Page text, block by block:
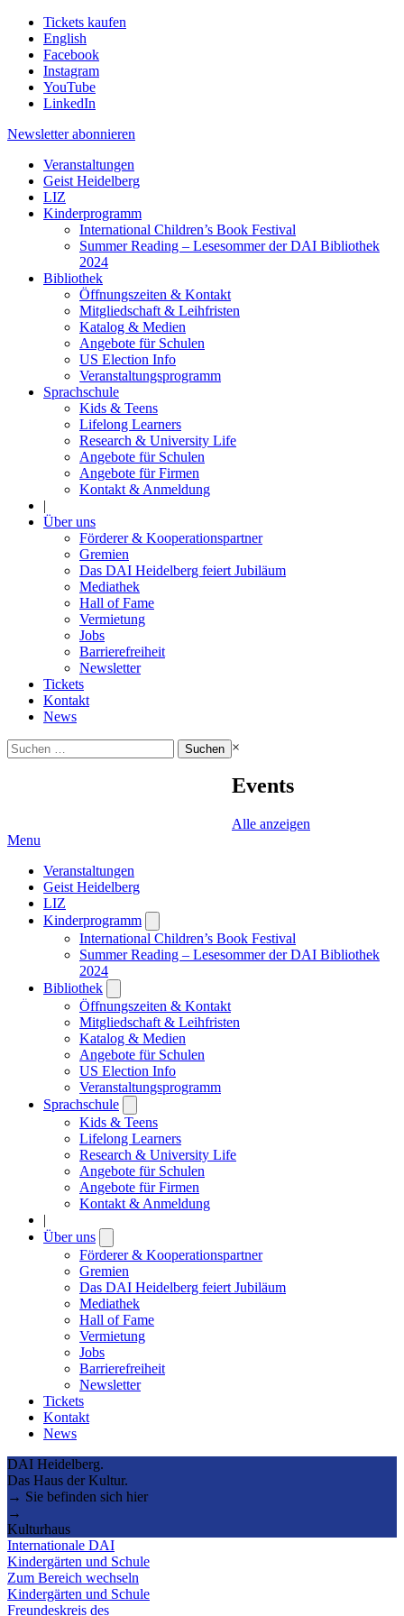
Tickets kaufen
English
Facebook
Instagram
YouTube
LinkedIn
Newsletter abonnieren
Veranstaltungen
Geist Heidelberg
LIZ
Kinderprogramm
International Children’s Book Festival
Summer Reading – Lesesommer der DAI Bibliothek
2024
Bibliothek
Öffnungszeiten & Kontakt
Mitgliedschaft & Leihfristen
Katalog & Medien
Angebote für Schulen
US Election Info
Veranstaltungsprogramm
Sprachschule
Kids & Teens
Lifelong Learners
Research & University Life
Angebote für Schulen
Angebote für Firmen
Kontakt & Anmeldung
|
Über uns
Förderer & Kooperationspartner
Gremien
Das DAI Heidelberg feiert Jubiläum
Mediathek
Hall of Fame
Vermietung
Jobs
Barrierefreiheit
Newsletter
Tickets
Kontakt
News
Suchen
nach:
×
Events
Alle anzeigen
Menu
Veranstaltungen
Geist Heidelberg
LIZ
Kinderprogramm
submenu
International Children’s Book Festival
Summer Reading – Lesesommer der DAI Bibliothek
2024
Bibliothek
submenu
Öffnungszeiten & Kontakt
Mitgliedschaft & Leihfristen
Katalog & Medien
Angebote für Schulen
US Election Info
Veranstaltungsprogramm
Sprachschule
submenu
Kids & Teens
Lifelong Learners
Research & University Life
Angebote für Schulen
Angebote für Firmen
Kontakt & Anmeldung
|
Über uns
submenu
Förderer & Kooperationspartner
Gremien
Das DAI Heidelberg feiert Jubiläum
Mediathek
Hall of Fame
Vermietung
Jobs
Barrierefreiheit
Newsletter
Tickets
Kontakt
News
DAI Heidelberg.
Das Haus der Kultur.
→ Sie befinden sich hier
→
Kulturhaus
Internationale DAI
Kindergärten und Schule
Zum Bereich wechseln
Kindergärten und Schule
Freundeskreis des